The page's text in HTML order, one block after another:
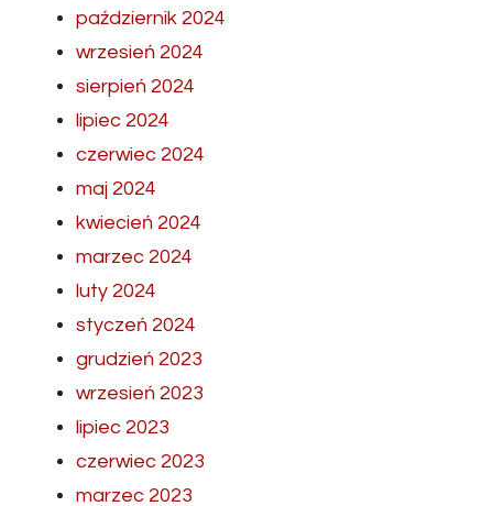
październik 2024
wrzesień 2024
sierpień 2024
lipiec 2024
czerwiec 2024
maj 2024
kwiecień 2024
marzec 2024
luty 2024
styczeń 2024
grudzień 2023
wrzesień 2023
lipiec 2023
czerwiec 2023
marzec 2023